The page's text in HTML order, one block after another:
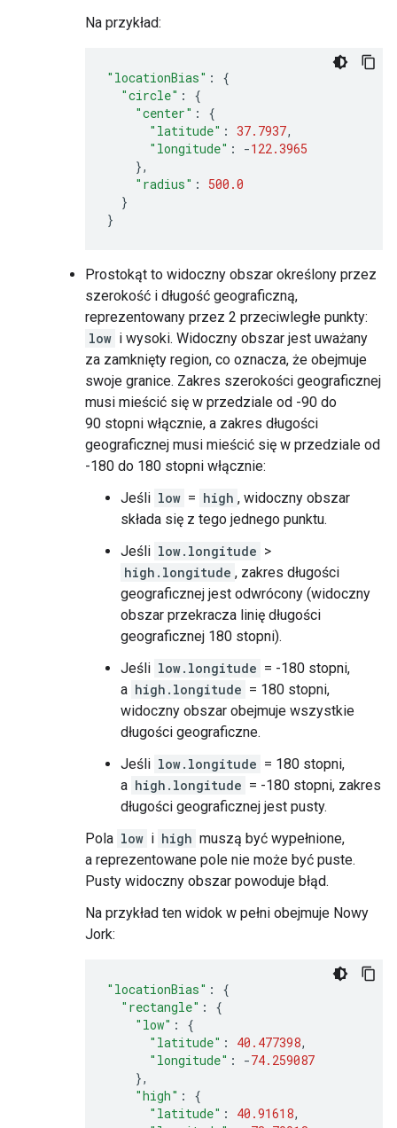
Na przykład:
"locationBias" :
{
"circle" :
{
"center" :
{
"latitude" : 37.7937,
"longitude" : -122.3965
},
"radius" :
500.0
}
}
Prostokąt to widoczny obszar określony przez
szerokość i długość geograficzną,
reprezentowany przez 2 przeciwległe punkty:
low i wysoki. Widoczny obszar jest uważany
za zamknięty region, co oznacza, że obejmuje
swoje granice. Zakres szerokości geograficznej
musi mieścić się w przedziale od -90 do
90 stopni włącznie, a zakres długości
geograficznej musi mieścić się w przedziale od
-180 do 180 stopni włącznie:
Jeśli low = high , widoczny obszar
składa się z tego jednego punktu.
Jeśli low.longitude >
high.longitude , zakres długości
geograficznej jest odwrócony (widoczny
obszar przekracza linię długości
geograficznej 180 stopni).
Jeśli low.longitude = -180 stopni,
a high.longitude = 180 stopni,
widoczny obszar obejmuje wszystkie
długości geograficzne.
Jeśli low.longitude = 180 stopni,
a high.longitude = -180 stopni, zakres
długości geograficznej jest pusty.
Pola low i high muszą być wypełnione,
a reprezentowane pole nie może być puste.
Pusty widoczny obszar powoduje błąd.
Na przykład ten widok w pełni obejmuje Nowy
Jork:
"locationBias" :
{
"rectangle" :
{
"low" :
{
"latitude" : 40.477398,
"longitude" : -74.259087
},
"high" :
{
"latitude" : 40.91618,